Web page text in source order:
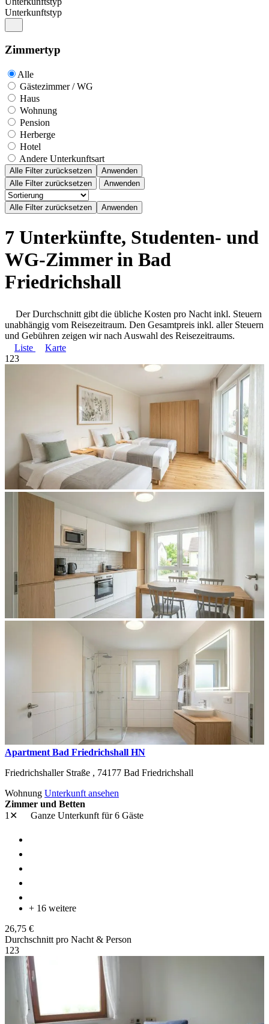
Unterkunftstyp
Zimmertyp
Alle
Gästezimmer / WG
Haus
Wohnung
Pension
Herberge
Hotel
Andere Unterkunftsart
Alle Filter zurücksetzen
Anwenden
Alle Filter zurücksetzen
Anwenden
7 Unterkünfte, Studenten- und
WG-Zimmer in Bad
Friedrichshall
Der Durchschnitt gibt die übliche Kosten pro Nacht inkl. Steuern
unabhängig vom Reisezeitraum. Den Gesamtpreis inkl. aller Steuern
und Gebühren zeigen wir nach Auswahl des Reisezeitraums.
Liste
Karte
1 23
Apartment Bad Friedrichshall HN
Friedrichshaller Straße , 74177 Bad Friedrichshall
Wohnung Unterkunft ansehen
Zimmer und Betten
1✕
Ganze Unterkunft für 6 Gäste
+ 16 weitere
26,75 €
Durchschnitt pro Nacht & Person
1 23